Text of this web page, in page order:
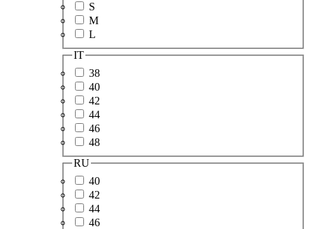
S
M
L
IT
38
40
42
44
46
48
RU
40
42
44
46